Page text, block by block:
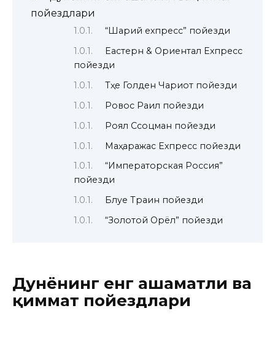
пойездлари
“Шарқий ехпресс” пойезди
Еастерн & Ориентал Ехпресс
пойезди
Тҳе Голден Чариот пойезди
Ровос Раил пойезди
Роял Сcоцман пойезди
Маҳаражас Ехпресс пойезди
“Императорская Россия”
пойезди
Блуе Траин пойезди
“Золотой Орёл” пойезди
Дунёнинг енг ҳашаматли ва
қиммат пойездлари